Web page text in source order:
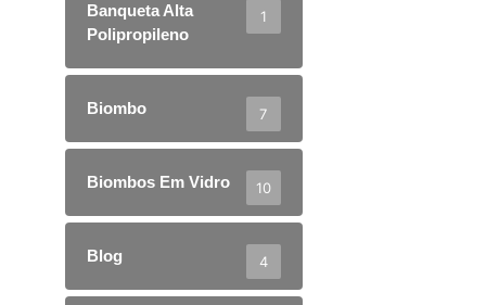
Banqueta Alta
Polipropileno
1
Biombo 7
Biombos Em Vidro 10
Blog 4